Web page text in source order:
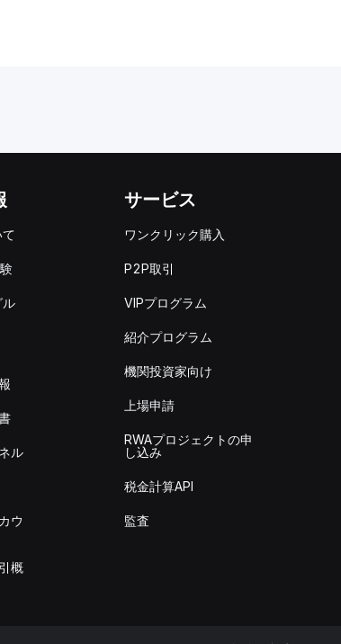
ル
ウ
概
サービス
ワンクリック購入
P2P取引
VIPプログラム
紹介プログラム
機関投資家向け
上場申請
RWAプロジェクトの申
し込み
税金計算API
監査